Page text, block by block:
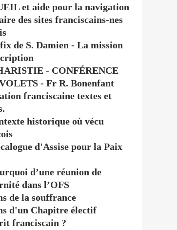
et aide pour la navigation
des sites franciscains-nes
de S. Damien - La mission
- CONFÉRENCE
- Fr R. Bonenfant
franciscaine textes et
historique où vécu
d'Assise pour la Paix
d’une réunion de
dans l’OFS
de la souffrance
d'un Chapitre électif
franciscain ?